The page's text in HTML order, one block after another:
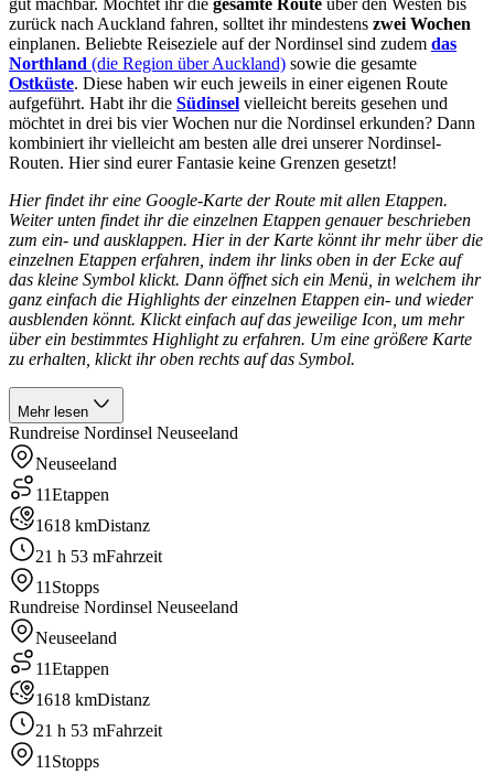
gut machbar. Möchtet ihr die gesamte Route über den Westen bis
zurück nach Auckland fahren, solltet ihr mindestens zwei Wochen
einplanen. Beliebte Reiseziele auf der Nordinsel sind zudem das
Northland (die Region über Auckland) sowie die gesamte
Ostküste. Diese haben wir euch jeweils in einer eigenen Route
aufgeführt. Habt ihr die Südinsel vielleicht bereits gesehen und
möchtet in drei bis vier Wochen nur die Nordinsel erkunden? Dann
kombiniert ihr vielleicht am besten alle drei unserer Nordinsel-
Routen. Hier sind eurer Fantasie keine Grenzen gesetzt!
Hier findet ihr eine Google-Karte der Route mit allen Etappen.
Weiter unten findet ihr die einzelnen Etappen genauer beschrieben
zum ein- und ausklappen. Hier in der Karte könnt ihr mehr über die
einzelnen Etappen erfahren, indem ihr links oben in der Ecke auf
das kleine Symbol klickt. Dann öffnet sich ein Menü, in welchem ihr
ganz einfach die Highlights der einzelnen Etappen ein- und wieder
ausblenden könnt. Klickt einfach auf das jeweilige Icon, um mehr
über ein bestimmtes Highlight zu erfahren. Um eine größere Karte
zu erhalten, klickt ihr oben rechts auf das Symbol.
Mehr lesen
Rundreise Nordinsel Neuseeland
Neuseeland
11Etappen
1618 kmDistanz
21 h 53 mFahrzeit
11 Stopps
Rundreise Nordinsel Neuseeland
Neuseeland
11Etappen
1618 kmDistanz
21 h 53 mFahrzeit
11 Stopps